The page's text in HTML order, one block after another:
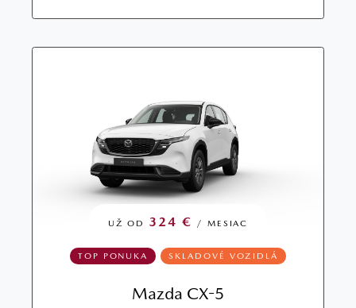
UŽ OD 324 € / MESIAC
TOP PONUKA SKLADOVÉ VOZIDLÁ
Mazda CX-5